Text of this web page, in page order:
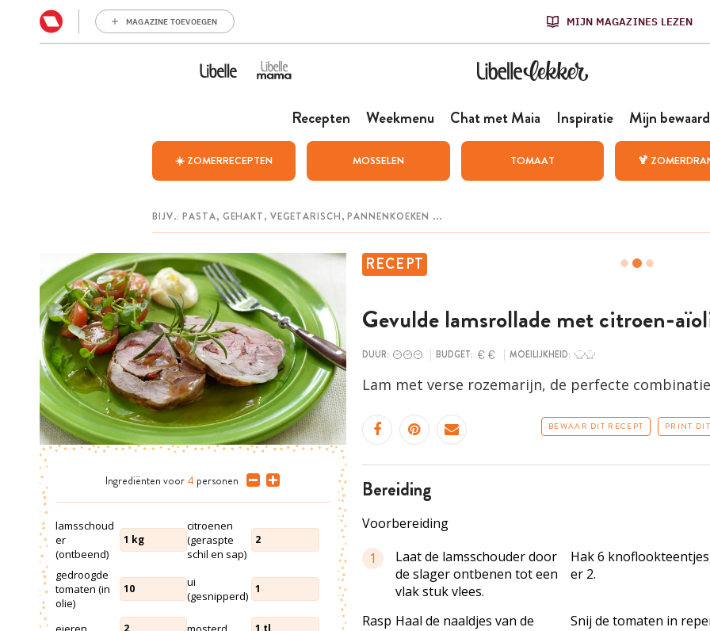
MAGAZINE TOEVOEGEN MIJN MAGAZINES LEZEN
Recepten Weekmenu Chat met Maia Inspiratie Mijn
☀️ ZOMERRECEPTEN MOSSELEN TOMAAT 🍹
RECEPT
Gevulde lamsrollade met citroen-
DUUR: BUDGET: MOEILIJKHEID:
Lam met verse rozemarijn, de perfecte combinatie
BEWAAR DIT RECEPT PRINT
bereiding
Voorbereiding
1
Laat de lamsschouder door
de slager ontbenen tot een
vlak stuk vlees.
Hak 6
er 2.
Rasp Haal de naaldjes van de
Snij de tomaten in
Ingrediënten voor 4 personen
lamsschoud
er
(ontbeend)
1 kg
citroenen
(geraspte
schil en sap)
2
gedroogde
tomaten (in
olie)
10
ui
(gesnipperd) 1